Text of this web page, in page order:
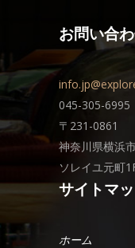
お問い合
045-305-6995
〒231-0861
神奈川県横浜
ソレイユ元町
サイトマ
ホーム